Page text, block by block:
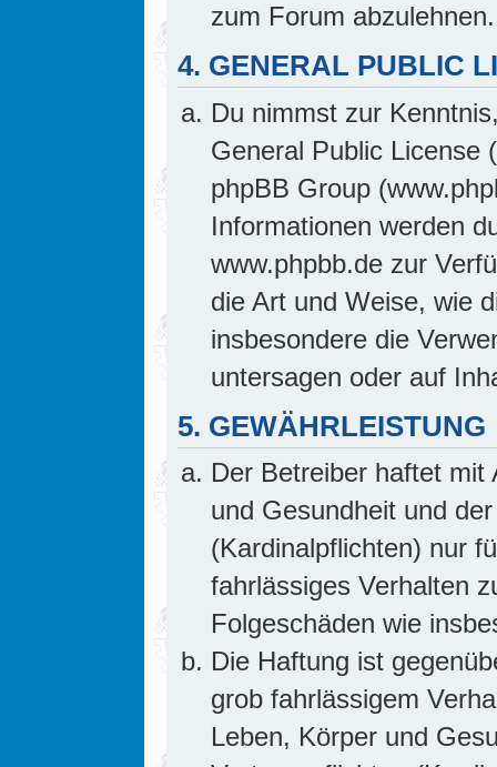
zum Forum abzulehnen.
4. GENERAL PUBLIC
Du nimmst zur
General Public License
phpBB Group
Informationen werden
www.phpbb.de zur
die Art und Weise, wie
insbesondere die
untersagen oder auf
5. GEWÄHRLEISTUNG
Der Betreiber haftet mit
und Gesundheit und
(Kardinalpflichten) nur
fahrlässiges Verhalten
Folgeschäden wie
Die Haftung ist
grob fahrlässigem
Leben, Körper und